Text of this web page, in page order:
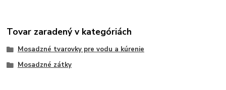
Tovar zaradený v kategóriách
Mosadzné tvarovky pre vodu a kúrenie
Mosadzné zátky